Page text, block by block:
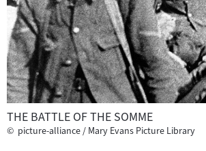
THE BATTLE OF THE SOMME
© picture-alliance / Mary Evans Picture Library